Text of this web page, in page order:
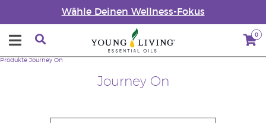
Wähle Deinen Wellness-Fokus
0
Journey On
Produkte Journey On